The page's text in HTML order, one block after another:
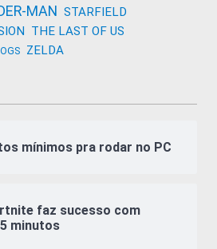
MAN STARFIELD
THE LAST OF US
ZELDA
mínimos pra rodar no PC
faz sucesso com
minutos